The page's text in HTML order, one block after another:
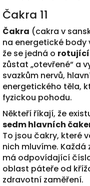
Čakra 11
Čakra (cakra v
na energetické body
že se jedná o rotující
zůstat „otevřené“ a
svazkům nervů,
energetického těla,
fyzickou pohodu.
Někteří říkají, že
sedm hlavních
To jsou čakry, které
nich mluvíme.
má odpovídající
oblast páteře od
zdravotní zaměření.